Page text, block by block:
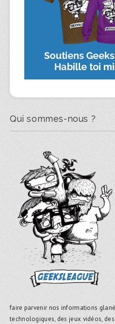
Qui sommes-nous ?
faire parvenir nos informations
technologiques, des jeux vidéos,